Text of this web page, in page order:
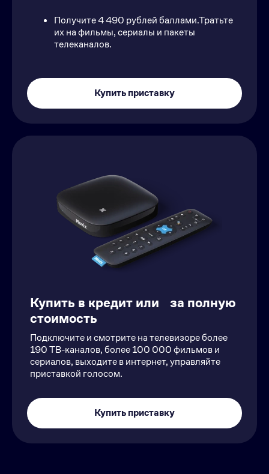
Получите 4 490 рублей баллами.Тратьте
их на фильмы, сериалы и пакеты
телеканалов.
Купить приставку
Купить в кредит или за полную
стоимость
Подключите и смотрите на телевизоре более
190 ТВ-каналов, более 100 000 фильмов и
сериалов, выходите в интернет, управляйте
приставкой голосом.
Купить приставку